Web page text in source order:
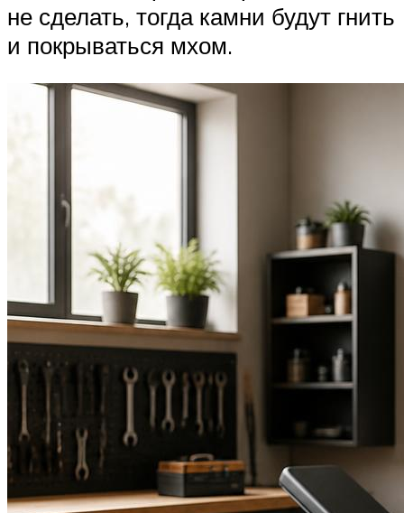
не сделать, тогда камни будут гнить
и покрываться мхом.